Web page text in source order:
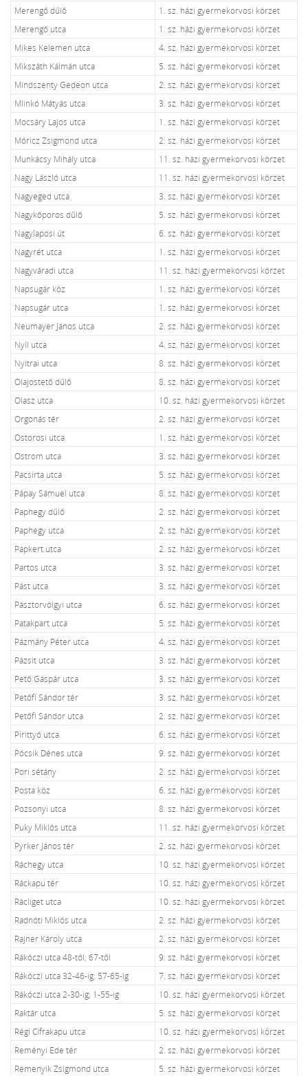
Merengő dűlő
1. sz. házi gyermekorvosi körzet
Merengő utca
1. sz. házi gyermekorvosi körzet
Mikes Kelemen utca
4. sz. házi gyermekorvosi körzet
Mikszáth Kálmán utca
5. sz. házi gyermekorvosi körzet
Mindszenty Gedeon utca
2. sz. házi gyermekorvosi körzet
Mlinkó Mátyás utca
3. sz. házi gyermekorvosi körzet
Mocsáry Lajos utca
1. sz. házi gyermekorvosi körzet
Móricz Zsigmond utca
2. sz. házi gyermekorvosi körzet
Munkácsy Mihály utca
11. sz. házi gyermekorvosi körzet
Nagy László utca
11. sz. házi gyermekorvosi körzet
Nagyeged utca
3. sz. házi gyermekorvosi körzet
Nagykőporos dűlő
5. sz. házi gyermekorvosi körzet
Nagylaposi út
6. sz. házi gyermekorvosi körzet
Nagyrét utca
1. sz. házi gyermekorvosi körzet
Nagyváradi utca
11. sz. házi gyermekorvosi körzet
Napsugár köz
1. sz. házi gyermekorvosi körzet
Napsugár utca
1. sz. házi gyermekorvosi körzet
Neumayer János utca
2. sz. házi gyermekorvosi körzet
Nyíl utca
4. sz. házi gyermekorvosi körzet
Nyitrai utca
8. sz. házi gyermekorvosi körzet
Olajostető dűlő
8. sz. házi gyermekorvosi körzet
Olasz utca
10. sz. házi gyermekorvosi körzet
Orgonás tér
2. sz. házi gyermekorvosi körzet
Ostorosi utca
1. sz. házi gyermekorvosi körzet
Ostrom utca
3. sz. házi gyermekorvosi körzet
Pacsirta utca
5. sz. házi gyermekorvosi körzet
Pápay Sámuel utca
8. sz. házi gyermekorvosi körzet
Paphegy dűlő
2. sz. házi gyermekorvosi körzet
Paphegy utca
2. sz. házi gyermekorvosi körzet
Papkert utca
2. sz. házi gyermekorvosi körzet
Partos utca
3. sz. házi gyermekorvosi körzet
Pást utca
3. sz. házi gyermekorvosi körzet
Pásztorvölgyi utca
6. sz. házi gyermekorvosi körzet
Patakpart utca
5. sz. házi gyermekorvosi körzet
Pázmány Péter utca
4. sz. házi gyermekorvosi körzet
Pázsit utca
3. sz. házi gyermekorvosi körzet
Pető Gáspár utca
3. sz. házi gyermekorvosi körzet
Petőfi Sándor tér
3. sz. házi gyermekorvosi körzet
Petőfi Sándor utca
2. sz. házi gyermekorvosi körzet
Pirittyó utca
6. sz. házi gyermekorvosi körzet
Pócsik Dénes utca
9. sz. házi gyermekorvosi körzet
Pori sétány
2. sz. házi gyermekorvosi körzet
Posta köz
6. sz. házi gyermekorvosi körzet
Pozsonyi utca
8. sz. házi gyermekorvosi körzet
Puky Miklós utca
11. sz. házi gyermekorvosi körzet
Pyrker János tér
2. sz. házi gyermekorvosi körzet
Ráchegy utca
10. sz. házi gyermekorvosi körzet
Ráckapu tér
10. sz. házi gyermekorvosi körzet
Rácliget utca
10. sz. házi gyermekorvosi körzet
Radnóti Miklós utca
2. sz. házi gyermekorvosi körzet
Rajner Károly utca
2. sz. házi gyermekorvosi körzet
Rákóczi utca 48-tól; 67-től
9. sz. házi gyermekorvosi körzet
Rákóczi utca 32-46-ig; 57-65-ig
7. sz. házi gyermekorvosi körzet
Rákóczi utca 2-30-ig; 1-55-ig
10. sz. házi gyermekorvosi körzet
Raktár utca
5. sz. házi gyermekorvosi körzet
Régi Cifrakapu utca
10. sz. házi gyermekorvosi körzet
Reményi Ede tér
2. sz. házi gyermekorvosi körzet
Remenyik Zsigmond utca
5. sz. házi gyermekorvosi körzet